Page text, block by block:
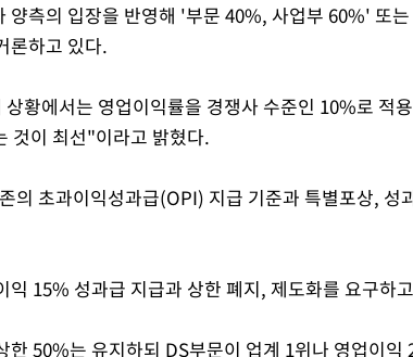
양측의 입장을 반영해 '부문 40%, 사업부 60%' 또
론하고 있다.
황에서는 영업이익률을 경쟁사 수준인 10%로 적
것이 최선"이라고 밝혔다.
의 초과이익성과급(OPI) 지급 기준과 특별포상, 성
익 15% 성과급 지급과 상한 폐지, 제도화를 요구하
한 50%는 유지하되 DS부문이 업계 1위나 영업이